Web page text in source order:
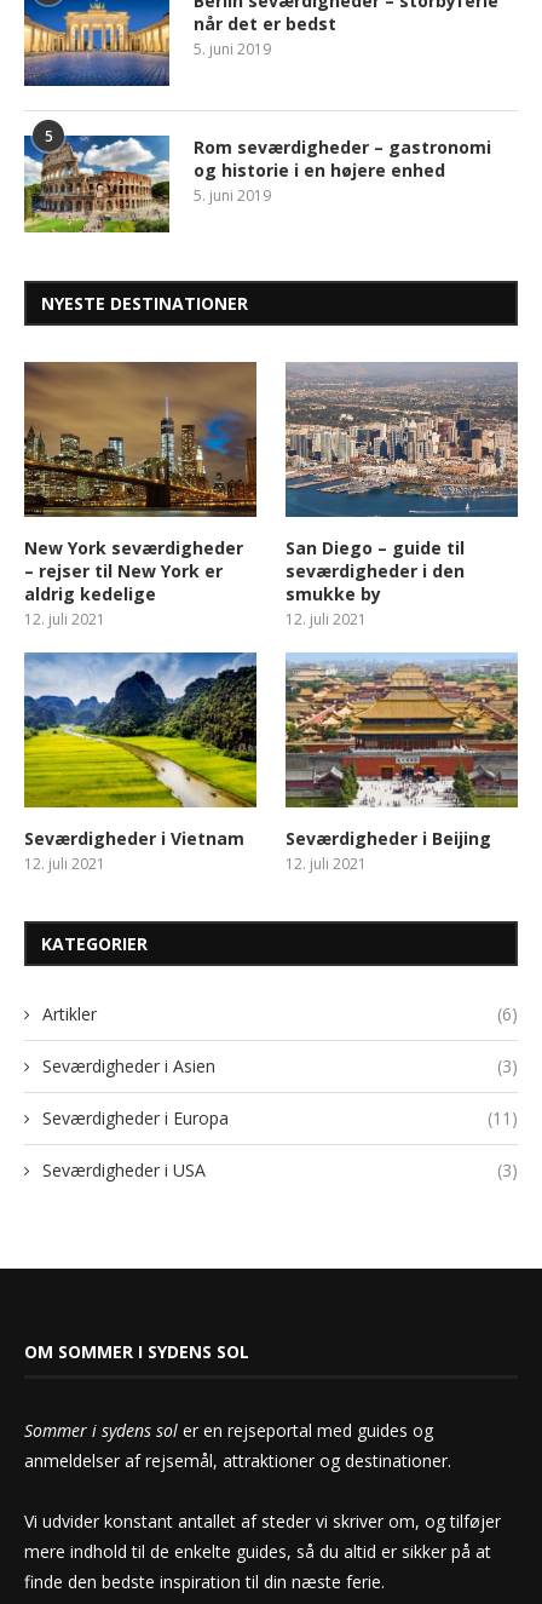
når det er bedst
5. juni 2019
5
Rom seværdigheder – gastronomi
og historie i en højere enhed
5. juni 2019
NYESTE DESTINATIONER
New York seværdigheder
– rejser til New York er
aldrig kedelige
12. juli 2021
San Diego – guide til
seværdigheder i den
smukke by
12. juli 2021
Seværdigheder i Vietnam
12. juli 2021
Seværdigheder i Beijing
12. juli 2021
KATEGORIER
Artikler (6)
Seværdigheder i Asien (3)
Seværdigheder i Europa (11)
Seværdigheder i USA (3)
OM SOMMER I SYDENS SOL
Sommer i sydens sol er en rejseportal med guides og
anmeldelser af rejsemål, attraktioner og destinationer.
Vi udvider konstant antallet af steder vi skriver om, og tilføjer
mere indhold til de enkelte guides, så du altid er sikker på at
finde den bedste inspiration til din næste ferie.